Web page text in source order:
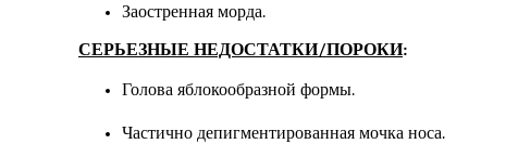
Заостренная морда.
СЕРЬЕЗНЫЕ НЕДОСТАТКИ/ПОРОКИ:
Голова яблокообразной формы.
Частично депигментированная мочка носа.